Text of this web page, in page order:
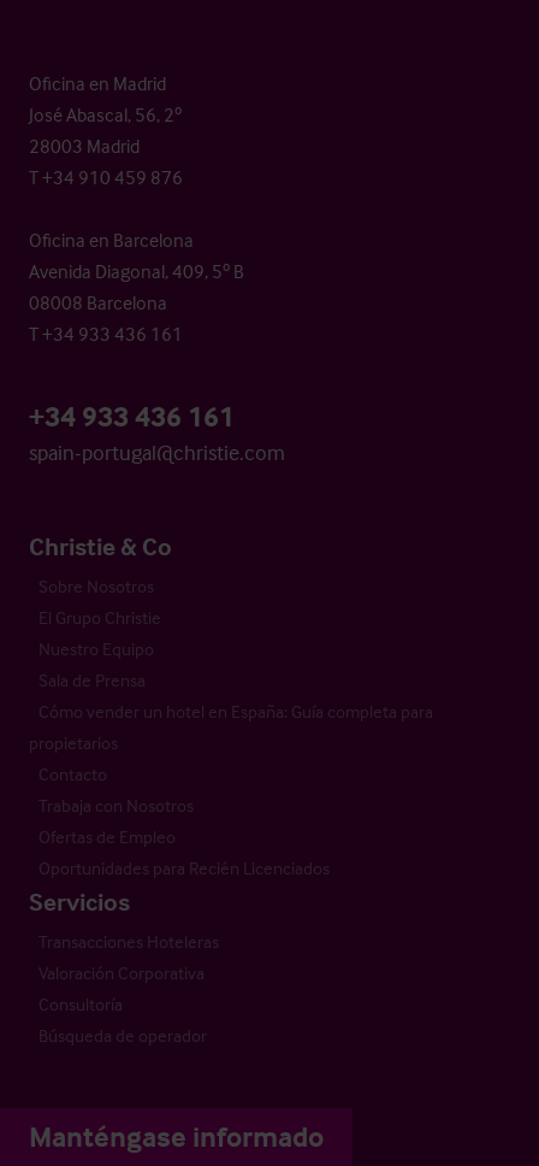
Oficina en Madrid
José Abascal, 56, 2º
28003 Madrid
T +34 910 459 876
Oficina en Barcelona
Avenida Diagonal, 409, 5º B
08008 Barcelona
T +34 933 436 161
+34 933 436 161
spain-portugal@christie.com
Christie & Co
Sobre Nosotros
El Grupo Christie
Nuestro Equipo
Sala de Prensa
Cómo vender un hotel en España: Guía completa para
propietarios
Contacto
Trabaja con Nosotros
Ofertas de Empleo
Oportunidades para Recién Licenciados
Servicios
Transacciones Hoteleras
Valoración Corporativa
Consultoría
Búsqueda de operador
Manténgase informado